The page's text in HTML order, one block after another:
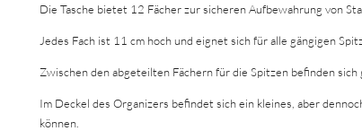
Die Tasche bietet 12 Fächer zur sicheren Aufbewahrung von
Jedes Fach ist 11 cm hoch und eignet sich für alle gängigen
Zwischen den abgeteilten Fächern für die Spitzen befinden
Im Deckel des Organizers befindet sich ein kleines, aber
können.